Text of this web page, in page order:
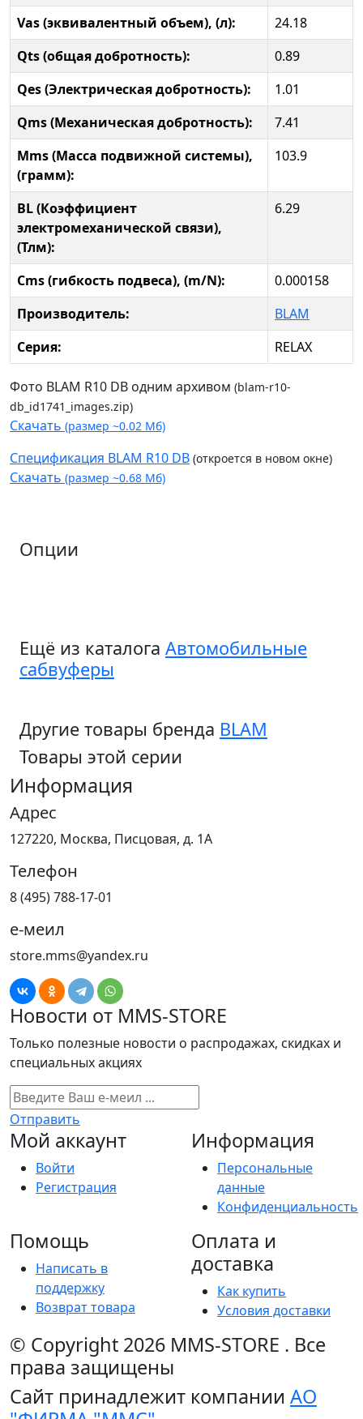
Vas (эквивалентный объем), (л):
24.18
Qts (общая добротность):
0.89
Qes (Электрическая добротность):
1.01
Qms (Механическая добротность):
7.41
Mms (Масса подвижной системы),
(грамм):
103.9
BL (Коэффициент
электромеханической связи),
(Тлм):
6.29
Cms (гибкость подвеса), (m/N):
0.000158
Производитель:
BLAM
Серия:
RELAX
Фото BLAM R10 DB одним архивом (blam-r10-
db_id1741_images.zip)
Скачать (размер ~0.02 Мб)
Спецификация BLAM R10 DB (откроется в новом окне)
Скачать (размер ~0.68 Мб)
Опции
Ещё из каталога Автомобильные
сабвуферы
Другие товары бренда BLAM
Товары этой серии
Информация
Адрес
127220, Москва, Писцовая, д. 1А
Телефон
8 (495) 788-17-01
е-меил
store.mms@yandex.ru
Новости от MMS-STORE
Только полезные новости о распродажах, скидках и
специальных акциях
Отправить
Мой аккаунт
Войти
Регистрация
Информация
Персональные
данные
Конфиденциальность
Помощь
Написать в
поддержку
Возврат товара
Оплата и
доставка
Как купить
Условия доставки
© Copyright 2026 MMS-STORE . Все
права защищены
Сайт принадлежит компании АО